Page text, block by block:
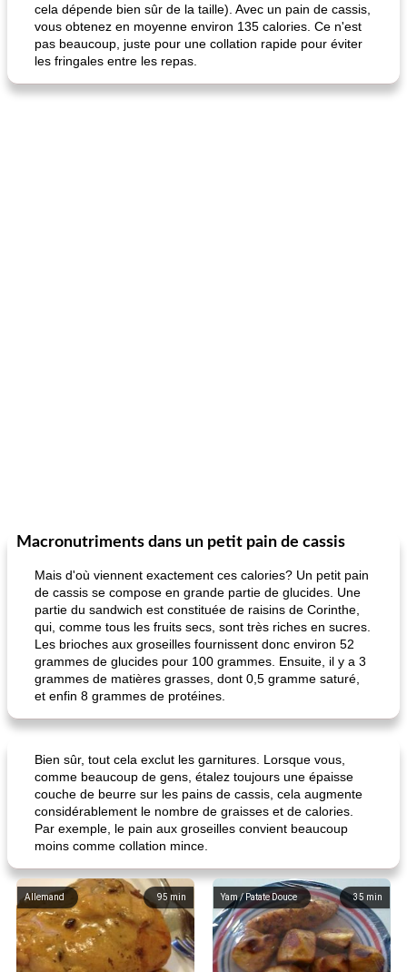
cela dépende bien sûr de la taille). Avec un pain de cassis,
vous obtenez en moyenne environ 135 calories. Ce n'est
pas beaucoup, juste pour une collation rapide pour éviter
les fringales entre les repas.
Macronutriments dans un petit pain de cassis
Mais d'où viennent exactement ces calories? Un petit pain
de cassis se compose en grande partie de glucides. Une
partie du sandwich est constituée de raisins de Corinthe,
qui, comme tous les fruits secs, sont très riches en sucres.
Les brioches aux groseilles fournissent donc environ 52
grammes de glucides pour 100 grammes. Ensuite, il y a 3
grammes de matières grasses, dont 0,5 gramme saturé,
et enfin 8 grammes de protéines.
Bien sûr, tout cela exclut les garnitures. Lorsque vous,
comme beaucoup de gens, étalez toujours une épaisse
couche de beurre sur les pains de cassis, cela augmente
considérablement le nombre de graisses et de calories.
Par exemple, le pain aux groseilles convient beaucoup
moins comme collation mince.
95 min
Allemand 35 min
Yam / Patate Douce